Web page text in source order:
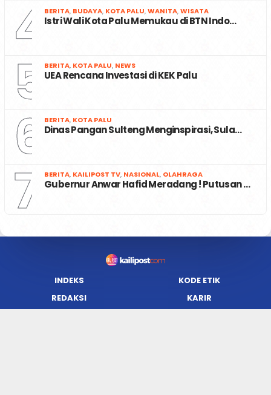
4 BERITA, BUDAYA, KOTA PALU,WANITA,WISATA
Istri Wali Kota Palu Memukau di BTN Indo…
5 BERITA, KOTA PALU, NEWS
UEA Rencana Investasi di KEK Palu
6 BERITA, KOTA PALU
Dinas Pangan Sulteng Menginspirasi, Sula…
7 BERITA, KAILIPOST TV, NASIONAL, OLAHRAGA
Gubernur Anwar Hafid Meradang ! Putusan …
INDEKS
KODE ETIK
REDAKSI
KARIR